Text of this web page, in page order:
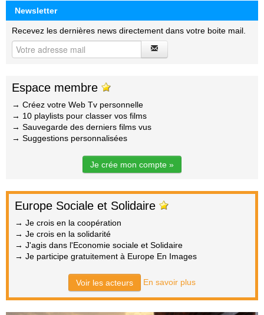
Newsletter
Recevez les dernières news directement dans votre boite mail.
Espace membre
→ Créez votre Web Tv personnelle
→ 10 playlists pour classer vos films
→ Sauvegarde des derniers films vus
→ Suggestions personnalisées
Je crée mon compte »
Europe Sociale et Solidaire
→ Je crois en la coopération
→ Je crois en la solidarité
→ J'agis dans l'Economie sociale et Solidaire
→ Je participe gratuitement à Europe En Images
Voir les acteurs En savoir plus